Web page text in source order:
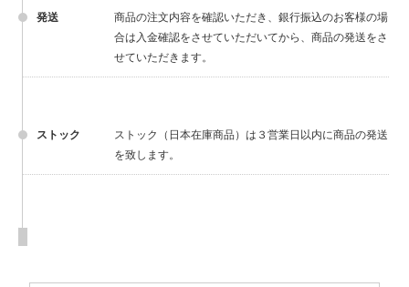
発送
商品の注文内容を確認いただき、銀行振込のお客様の場
合は入金確認をさせていただいてから、商品の発送をさ
せていただきます。
ストック
ストック（日本在庫商品）は３営業日以内に商品の発送
を致します。